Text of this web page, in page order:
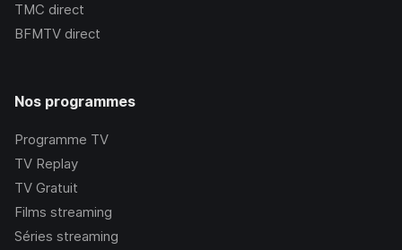
TMC direct
BFMTV direct
Nos programmes
Programme TV
TV Replay
TV Gratuit
Films streaming
Séries streaming